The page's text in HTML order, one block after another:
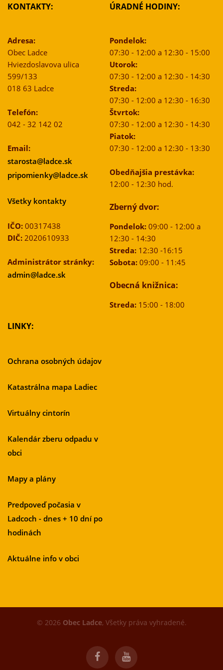
KONTAKTY:
Adresa:
Obec Ladce
Hviezdoslavova ulica
599/133
018 63 Ladce
Telefón:
042 - 32 142 02
Email:
starosta@ladce.sk
pripomienky@ladce.sk
Všetky kontakty
IČO: 00317438
DIČ: 2020610933
Administrátor stránky:
admin@ladce.sk
ÚRADNÉ HODINY:
Pondelok:
07:30 - 12:00 a 12:30 - 15:00
Utorok:
07:30 - 12:00 a 12:30 - 14:30
Streda:
07:30 - 12:00 a 12:30 - 16:30
Štvrtok:
07:30 - 12:00 a 12:30 - 14:30
Piatok:
07:30 - 12:00 a 12:30 - 13:30
Obedňajšia prestávka:
12:00 - 12:30 hod.
Zberný dvor:
Pondelok:09:00 - 12:00 a
12:30 - 14:30
Streda:12:30 -16:15
Sobota:09:00 - 11:45
Obecná knižnica:
Streda:15:00 - 18:00
LINKY:
Ochrana osobných údajov
Katastrálna mapa Ladiec
Virtuálny cintorín
Kalendár zberu odpadu v
obci
Mapy a plány
Predpoveď počasia v
Ladcoch - dnes + 10 dní po
hodinách
Aktuálne info v obci
© 2026 Obec Ladce, Všetky práva vyhradené.